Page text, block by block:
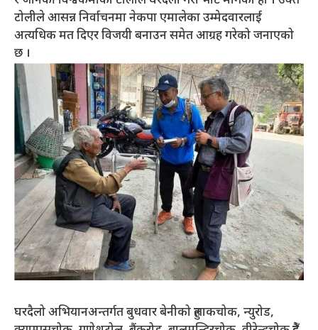
टोलीले आसन्न निर्वाचनमा नेकपा एमालेका उम्मेदवारलाई
अत्यधिक मत दिएर विजयी बनाउन समेत आग्रह गरेको जनाएको
छ ।
घरदैलो अभियानअन्तर्गत बुधवार बेनीको हुलाकचोक, न्युरोड,